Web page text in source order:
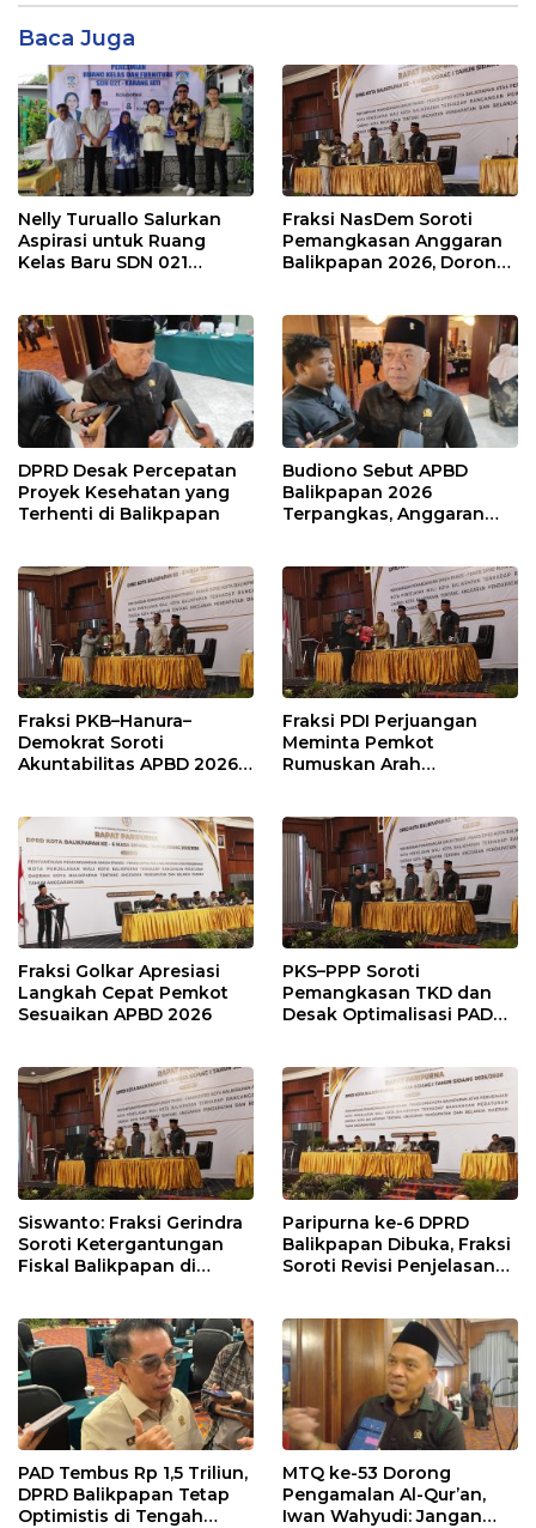
Baca Juga
Nelly Turuallo Salurkan
Aspirasi untuk Ruang
Kelas Baru SDN 021
Fraksi NasDem Soroti
Pemangkasan Anggaran
Balikpapan 2026, Dorong
DPRD Desak Percepatan
Proyek Kesehatan yang
Terhenti di Balikpapan
Budiono Sebut APBD
Balikpapan 2026
Terpangkas, Anggaran
Fraksi PKB–Hanura–
Demokrat Soroti
Akuntabilitas APBD 2026
Modal
Fraksi PDI Perjuangan
Meminta Pemkot
Rumuskan Arah
Penyangga IKN
Fraksi Golkar Apresiasi
Langkah Cepat Pemkot
Sesuaikan APBD 2026
PKS–PPP Soroti
Pemangkasan TKD dan
Desak Optimalisasi PAD
Siswanto: Fraksi Gerindra
Soroti Ketergantungan
Fiskal Balikpapan di
Paripurna ke-6 DPRD
Balikpapan Dibuka, Fraksi
Soroti Revisi Penjelasan
PAD Tembus Rp 1,5 Triliun,
DPRD Balikpapan Tetap
Optimistis di Tengah
MTQ ke-53 Dorong
Pengamalan Al-Qur’an,
Iwan Wahyudi: Jangan